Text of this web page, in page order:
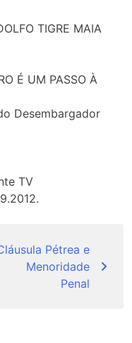
TIGRE MAIA
É UM PASSO À
Desembargador
TV
Pétrea e
Menoridade
Penal